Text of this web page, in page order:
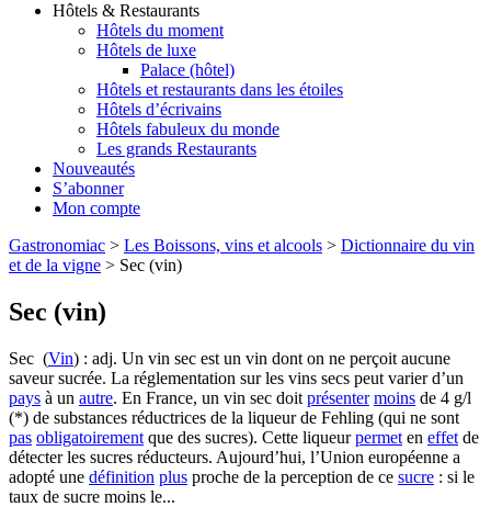
Hôtels & Restaurants
Hôtels du moment
Hôtels de luxe
Palace (hôtel)
Hôtels et restaurants dans les étoiles
Hôtels d’écrivains
Hôtels fabuleux du monde
Les grands Restaurants
Nouveautés
S’abonner
Mon compte
Gastronomiac > Les Boissons, vins et alcools > Dictionnaire du vin
et de la vigne > Sec (vin)
Sec (vin)
Sec (Vin) : adj. Un vin sec est un vin dont on ne perçoit aucune
saveur sucrée. La réglementation sur les vins secs peut varier d’un
pays à un autre. En France, un vin sec doit présenter moins de 4 g/l
(*) de substances réductrices de la liqueur de Fehling (qui ne sont
pas obligatoirement que des sucres). Cette liqueurpermet en effet de
détecter les sucres réducteurs. Aujourd’hui, l’Union européenne a
adopté une définition plus proche de la perception de ce sucre : si le
taux de sucre moins le...